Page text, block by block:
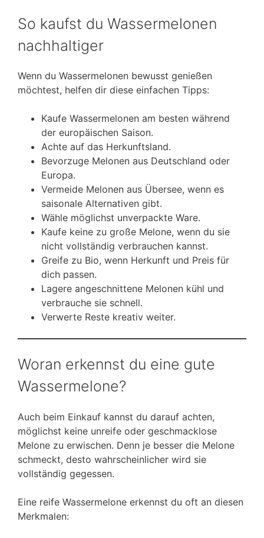
So kaufst du Wassermelonen
nachhaltiger
Wenn du Wassermelonen bewusst genießen
möchtest, helfen dir diese einfachen Tipps:
Kaufe Wassermelonen am besten während
der europäischen Saison.
Achte auf das Herkunftsland.
Bevorzuge Melonen aus Deutschland oder
Europa.
Vermeide Melonen aus Übersee, wenn es
saisonale Alternativen gibt.
Wähle möglichst unverpackte Ware.
Kaufe keine zu große Melone, wenn du sie
nicht vollständig verbrauchen kannst.
Greife zu Bio, wenn Herkunft und Preis für
dich passen.
Lagere angeschnittene Melonen kühl und
verbrauche sie schnell.
Verwerte Reste kreativ weiter.
Woran erkennst du eine gute
Wassermelone?
Auch beim Einkauf kannst du darauf achten,
möglichst keine unreife oder geschmacklose
Melone zu erwischen. Denn je besser die Melone
schmeckt, desto wahrscheinlicher wird sie
vollständig gegessen.
Eine reife Wassermelone erkennst du oft an diesen
Merkmalen: